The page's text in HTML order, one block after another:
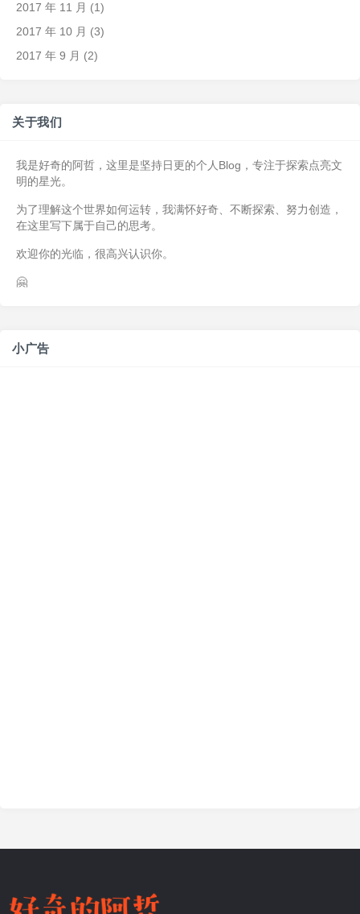
2017 年 11 月 (1)
2017 年 10 月 (3)
2017 年 9 月 (2)
关于我们
我是好奇的阿哲，这里是坚持日更的个人Blog，专注于探索点亮文
明的星光。
为了理解这个世界如何运转，我满怀好奇、不断探索、努力创造，
在这里写下属于自己的思考。
欢迎你的光临，很高兴认识你。
🤗
小广告